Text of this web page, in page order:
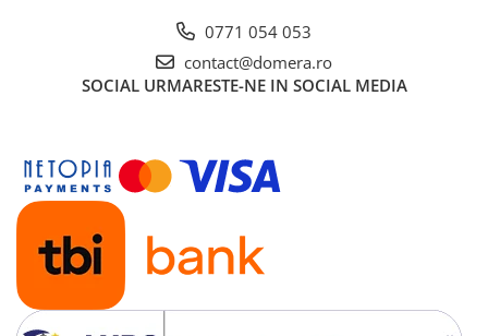
0771 054 053
contact@domera.ro
SOCIAL URMARESTE-NE IN SOCIAL MEDIA